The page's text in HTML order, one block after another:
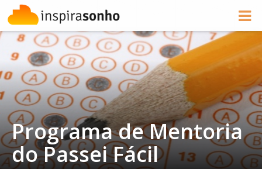
Programa de Mentoria
do Passei Fácil